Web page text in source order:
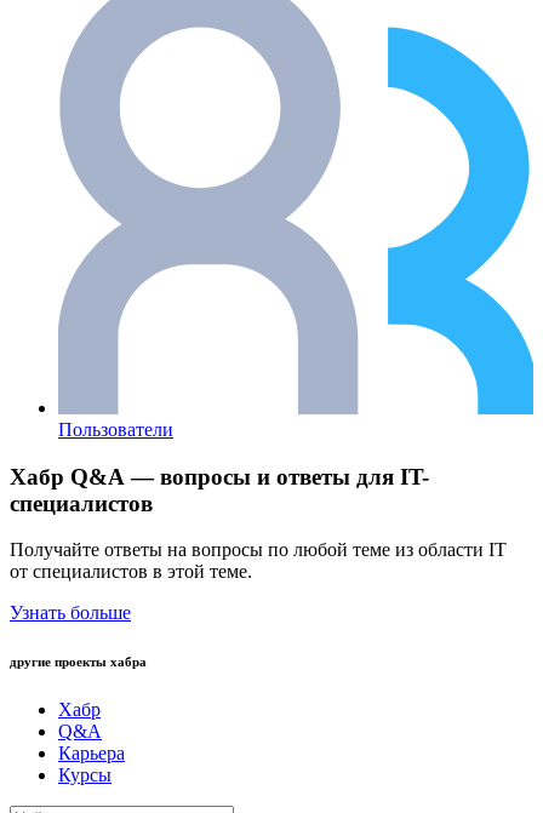
Пользователи
Хабр Q&A — вопросы и ответы для IT-
специалистов
Получайте ответы на вопросы по любой теме из области IT
от специалистов в этой теме.
Узнать больше
другие проекты хабра
Хабр
Q&A
Карьера
Курсы